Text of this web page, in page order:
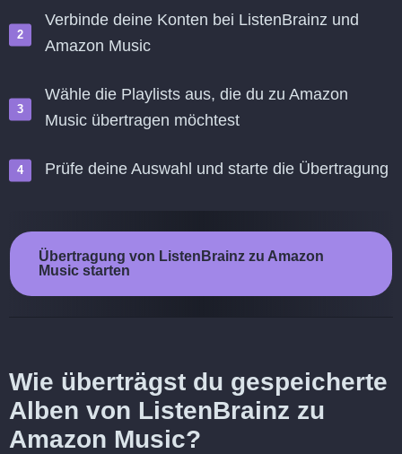
Verbinde deine Konten bei ListenBrainz und
Amazon Music
Wähle die Playlists aus, die du zu Amazon
Music übertragen möchtest
Prüfe deine Auswahl und starte die Übertragung
Übertragung von ListenBrainz zu Amazon
Music starten
Wie überträgst du gespeicherte
Alben von ListenBrainz zu
Amazon Music?